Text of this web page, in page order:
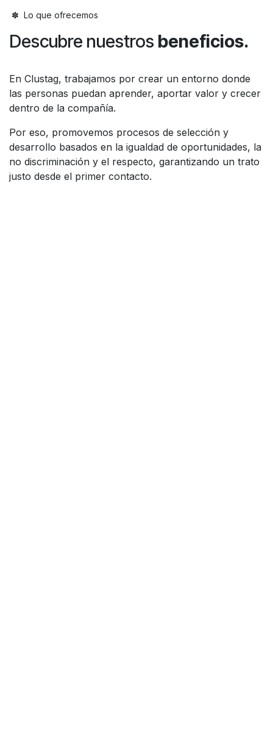
✽ Lo que ofrecemos
Descubre nuestros beneficios.
En Clustag, trabajamos por crear un entorno donde
las personas puedan aprender, aportar valor y crecer
dentro de la compañía.
Por eso, promovemos procesos de selección y
desarrollo basados en la igualdad de oportunidades, la
no discriminación y el respecto, garantizando un trato
justo desde el primer contacto.